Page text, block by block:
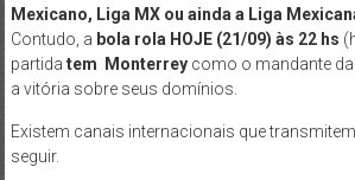
Mexicano, Liga MX ou ainda a Liga
Contudo, a bola rola HOJE (21/09) às 22 hs
partida tem Monterrey como o mandante
a vitória sobre seus domínios.
Existem canais internacionais que
seguir.